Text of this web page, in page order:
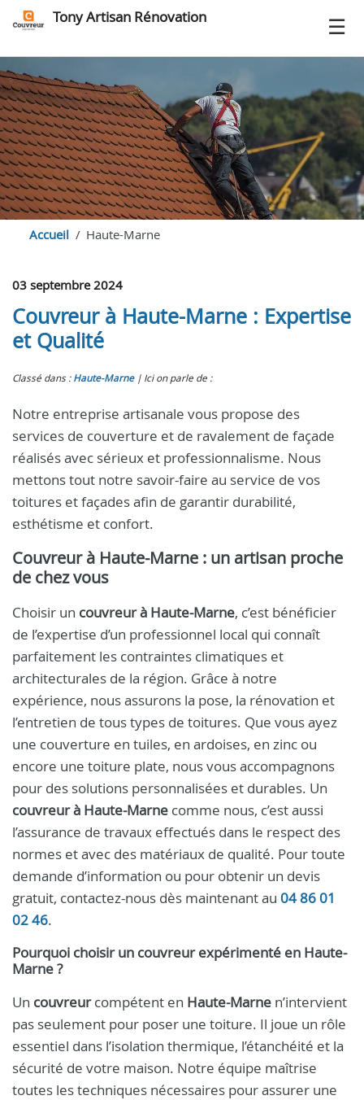
Tony Artisan Rénovation
Accueil Haute-Marne
03 septembre 2024
Couvreur à Haute-Marne : Expertise
et Qualité
Classé dans : Haute-Marne Ici on parle de :
Notre entreprise artisanale vous propose des
services de couverture et de ravalement de façade
réalisés avec sérieux et professionnalisme. Nous
mettons tout notre savoir-faire au service de vos
toitures et façades afin de garantir durabilité,
esthétisme et confort.
Couvreur à Haute-Marne : un artisan proche
de chez vous
Choisir un couvreur à Haute-Marne, c’est bénéficier
de l’expertise d’un professionnel local qui connaît
parfaitement les contraintes climatiques et
architecturales de la région. Grâce à notre
expérience, nous assurons la pose, la rénovation et
l’entretien de tous types de toitures. Que vous ayez
une couverture en tuiles, en ardoises, en zinc ou
encore une toiture plate, nous vous accompagnons
pour des solutions personnalisées et durables. Un
couvreur à Haute-Marne comme nous, c’est aussi
l’assurance de travaux effectués dans le respect des
normes et avec des matériaux de qualité. Pour toute
demande d’information ou pour obtenir un devis
gratuit, contactez-nous dès maintenant au 04 86 01
02 46.
Pourquoi choisir un couvreurexpérimenté en Haute-
Marne?
Un couvreurcompétent en Haute-Marne n’intervient
pas seulement pour poser une toiture. Il joue un rôle
essentiel dans l’isolation thermique, l’étanchéité et la
sécurité de votre maison. Notre équipe maîtrise
toutes les techniques nécessaires pour assurer une